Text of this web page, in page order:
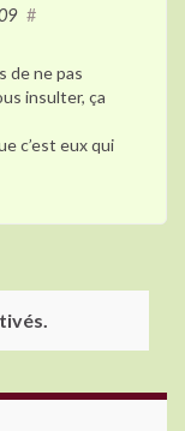
#
de ne pas
insulter, ça
c’est eux qui